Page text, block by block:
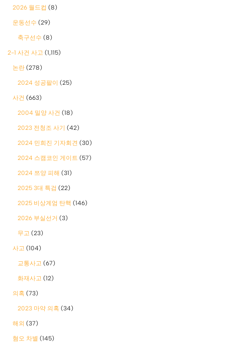
2026 월드컵 (8)
운동선수 (29)
축구선수 (8)
2-1 사건 사고 (1,115)
논란 (278)
2024 성공팔이 (25)
사건 (663)
2004 밀양 사건 (18)
2023 전청조 사기 (42)
2024 민희진 기자회견 (30)
2024 스캠코인 게이트 (57)
2024 쯔양 피해 (31)
2025 3대 특검 (22)
2025 비상계엄 탄핵 (146)
2026 부실선거 (3)
무고 (23)
사고 (104)
교통사고 (67)
화재사고 (12)
의혹 (73)
2023 마약 의혹 (34)
해외 (37)
혐오 차별 (145)